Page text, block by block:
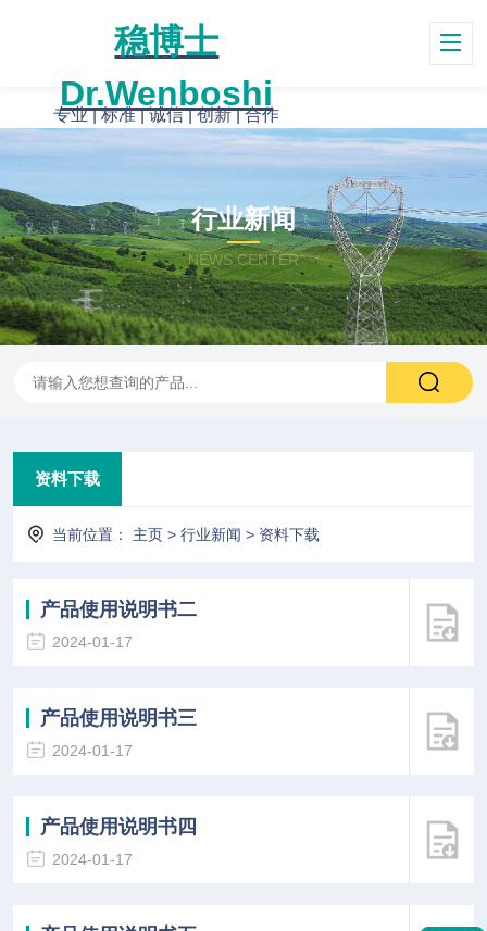
稳博士
Dr.Wenboshi
专业 | 标准 | 诚信 | 创新 | 合作
行业新闻
NEWS CENTER
资料下载
当前位置： 主页 > 行业新闻 > 资料下载
产品使用说明书二
2024-01-17
产品使用说明书三
2024-01-17
产品使用说明书四
2024-01-17